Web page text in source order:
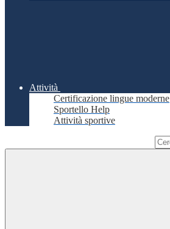
Attività
Certificazione lingue moderne
Sportello Help
Attività sportive